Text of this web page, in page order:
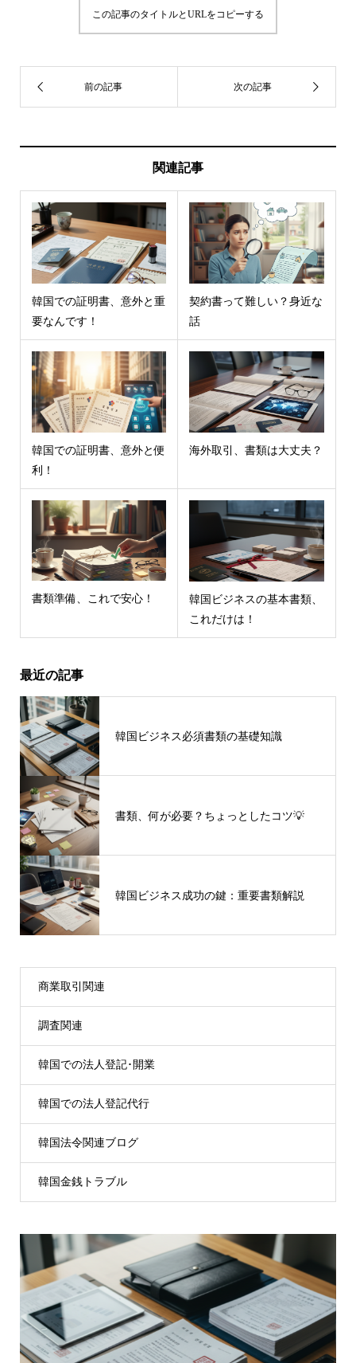
この記事のタイトルとURLをコピーする
関連記事
韓国での証明書、意外と重
要なんです！
契約書って難しい？身近な
話
韓国での証明書、意外と便
利！
海外取引、書類は大丈夫？
書類準備、これで安心！
韓国ビジネスの基本書類、
これだけは！
最近の記事
韓国ビジネス必須書類の基礎知識
書類、何が必要？ちょっとしたコツ💡
韓国ビジネス成功の鍵：重要書類解説
商業取引関連
調査関連
韓国での法人登記･開業
韓国での法人登記代行
韓国法令関連ブログ
韓国金銭トラブル